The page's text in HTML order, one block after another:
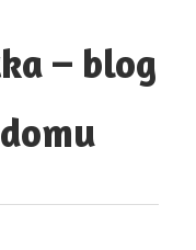
– blog